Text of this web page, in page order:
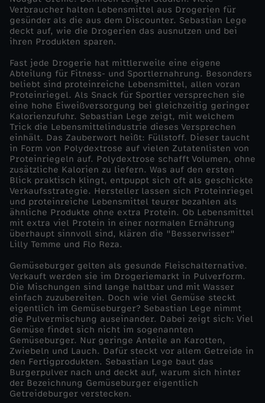
d
u
s
t
r
i
e
-
D
i
e
T
r
i
Verbraucher halten Lebensmittel aus Drogerien für
gesünder als die aus dem Discounter. Sebastian Lege
deckt auf, wie die Drogerien das ausnutzen und bei
ihren Produkten sparen.
Fast jede Drogerie hat mittlerweile eine eigene
Abteilung für Fitness- und Sportlernahrung. Besonders
beliebt sind proteinreiche Lebensmittel, allen voran
Proteinriegel. Als Snack für Sportler versprechen sie
eine hohe Eiweißversorgung bei gleichzeitig geringer
Kalorienzufuhr. Sebastian Lege zeigt, mit welchem
Trick die Lebensmittelindustrie dieses Versprechen
einhält. Das Zauberwort heißt: Füllstoff. Dieser taucht
in Form von Polydextrose auf vielen Zutatenlisten von
Proteinriegeln auf. Polydextrose schafft Volumen, ohne
zusätzliche Kalorien zu liefern. Was auf den ersten
Blick praktisch klingt, entpuppt sich oft als geschickte
Verkaufsstrategie. Hersteller lassen sich Proteinriegel
und proteinreiche Lebensmittel teurer bezahlen als
ähnliche Produkte ohne extra Protein. Ob Lebensmittel
mit extra viel Protein in einer normalen Ernährung
überhaupt sinnvoll sind, klären die "Besserwisser"
Lilly Temme und Flo Reza.
Gemüseburger gelten als gesunde Fleischalternative.
Verkauft werden sie im Drogeriemarkt in Pulverform.
Die Mischungen sind lange haltbar und mit Wasser
einfach zuzubereiten. Doch wie viel Gemüse steckt
eigentlich im Gemüseburger? Sebastian Lege nimmt
die Pulvermischung auseinander. Dabei zeigt sich: Viel
Gemüse findet sich nicht im sogenannten
Gemüseburger. Nur geringe Anteile an Karotten,
Zwiebeln und Lauch. Dafür steckt vor allem Getreide in
den Fertigprodukten. Sebastian Lege baut das
Burgerpulver nach und deckt auf, warum sich hinter
der Bezeichnung Gemüseburger eigentlich
Getreideburger verstecken.